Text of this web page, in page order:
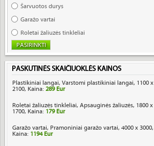
Šarvuotos durys
Garažo vartai
Roletai žaliuzės tinkleliai
PASKUTINĖS SKAIČIUOKLĖS KAINOS
Plastikiniai langai, Varstomi plastikiniai langai, 1100 x
2100, Kaina: 289 Eur
Roletai žaliuzės tinkleliai, Apsauginės žaliuzės, 1800 x
1700, Kaina: 179 Eur
Garažo vartai, Pramoniniai garažo vartai, 4000 x 3000,
Kaina: 1194 Eur